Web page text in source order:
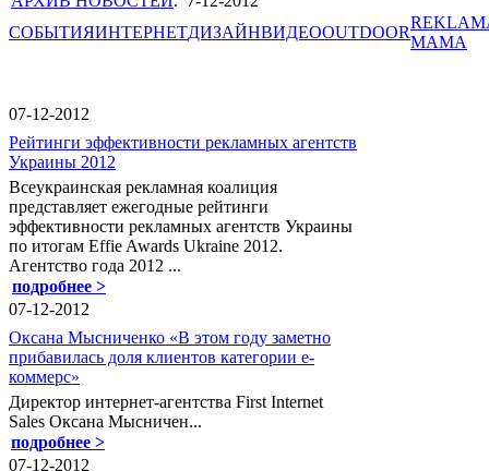
СОБЫТИЯИНТЕРНЕТДИЗАЙНВИДЕОOUTDOOR
MAMA
07-12-2012
Рейтинги эффективности рекламных агентств
Украины 2012
Всеукраинская рекламная коалиция
представляет ежегодные рейтинги
эффективности рекламных агентств Украины
по итогам Effie Awards Ukraine 2012.
Агентство года 2012 ...
подробнее >
07-12-2012
Оксана Мысниченко «В этом году заметно
прибавилась доля клиентов категории е-
коммерс»
Директор интернет-агентства First Internet
Sales Оксана Мысничен...
подробнее >
07-12-2012